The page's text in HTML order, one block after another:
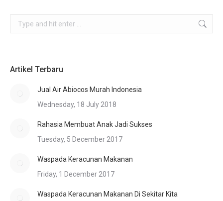
Search:
Artikel Terbaru
Jual Air Abiocos Murah Indonesia
Wednesday, 18 July 2018
Rahasia Membuat Anak Jadi Sukses
Tuesday, 5 December 2017
Waspada Keracunan Makanan
Friday, 1 December 2017
Waspada Keracunan Makanan Di Sekitar Kita